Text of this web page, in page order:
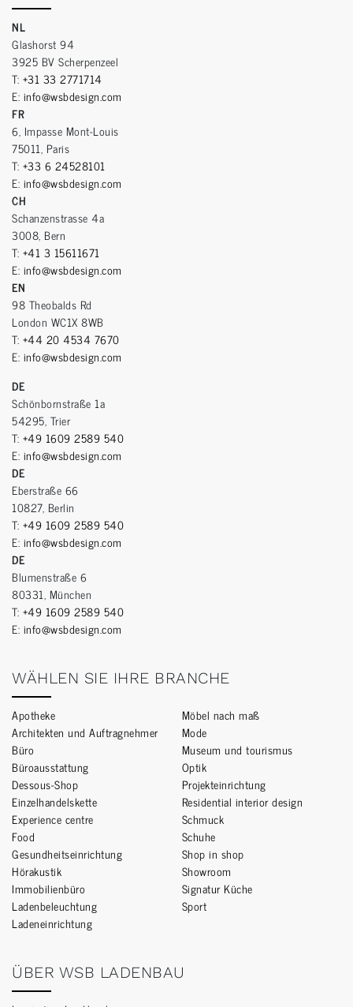
NL
Glashorst 94
3925 BV Scherpenzeel
T: +31 33 2771714
E: info@wsbdesign.com
FR
6, Impasse Mont-Louis
75011, Paris
T: +33 6 24528101
E: info@wsbdesign.com
CH
Schanzenstrasse 4a
3008, Bern
T: +41 3 15611671
E: info@wsbdesign.com
EN
98 Theobalds Rd
London WC1X 8WB
T: +44 20 4534 7670
E: info@wsbdesign.com
DE
Schönbornstraße 1a
54295, Trier
T: +49 1609 2589 540
E: info@wsbdesign.com
DE
Eberstraße 66
10827, Berlin
T: +49 1609 2589 540
E: info@wsbdesign.com
DE
Blumenstraße 6
80331, München
T: +49 1609 2589 540
E: info@wsbdesign.com
WÄHLEN SIE IHRE BRANCHE
Apotheke
Architekten und Auftragnehmer
Büro
Büroausstattung
Dessous-Shop
Einzelhandelskette
Experience centre
Food
Gesundheitseinrichtung
Hörakustik
Immobilienbüro
Ladenbeleuchtung
Ladeneinrichtung
Möbel nach maß
Mode
Museum und tourismus
Optik
Projekteinrichtung
Residential interior design
Schmuck
Schuhe
Shop in shop
Showroom
Signatur Küche
Sport
ÜBER WSB LADENBAU